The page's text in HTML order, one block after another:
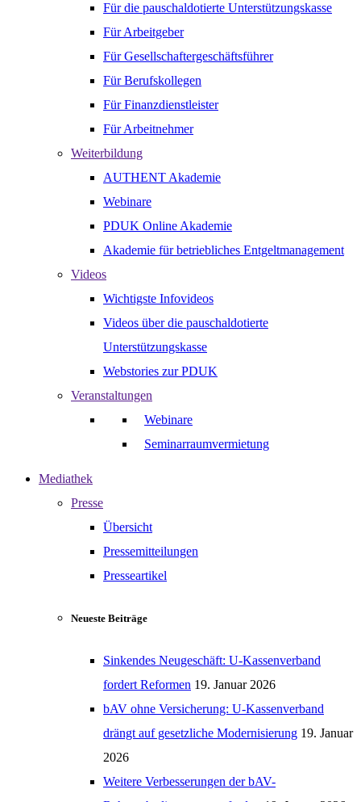
Für die pauschaldotierte Unterstützungskasse
Für Arbeitgeber
Für Gesellschaftergeschäftsführer
Für Berufskollegen
Für Finanzdienstleister
Für Arbeitnehmer
Weiterbildung
AUTHENT Akademie
Webinare
PDUK Online Akademie
Akademie für betriebliches Entgeltmanagement
Videos
Wichtigste Infovideos
Videos über die pauschaldotierte
Unterstützungskasse
Webstories zur PDUK
Veranstaltungen
Webinare
Seminarraumvermietung
Mediathek
Presse
Übersicht
Pressemitteilungen
Presseartikel
Neueste Beiträge
Sinkendes Neugeschäft: U-Kassenverband
fordert Reformen 19. Januar 2026
bAV ohne Versicherung: U-Kassenverband
drängt auf gesetzliche Modernisierung 19. Januar
2026
Weitere Verbesserungen der bAV-